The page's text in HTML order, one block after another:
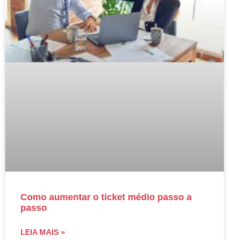
Como aumentar o ticket médio passo a
passo
LEIA MAIS »